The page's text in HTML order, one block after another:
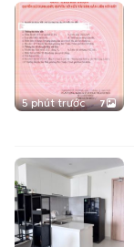
5 phút trước 7